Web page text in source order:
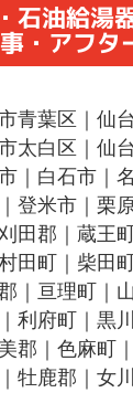
石油給湯
・アフタ
青葉区 ｜ 仙
太白区 ｜ 仙
｜ 白石市｜
登米市｜ 栗
田郡｜ 蔵王
田町｜ 柴田
｜ 亘理町｜
利府町｜黒
郡｜色麻町
牡鹿郡｜女